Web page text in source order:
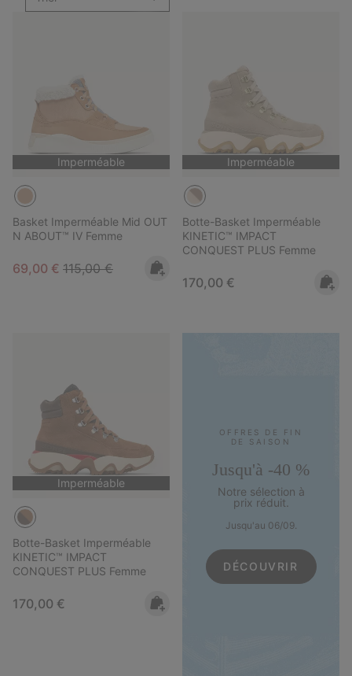
Imperméable
Basket Imperméable Mid OUT
N ABOUT™ IV Femme
Sale price:
69,00 € Regular price:
115,00 €
Imperméable
Botte-Basket Imperméable
KINETIC™ IMPACT
CONQUEST PLUS Femme
Regular price:
170,00 €
Imperméable
Botte-Basket Imperméable
KINETIC™ IMPACT
CONQUEST PLUS Femme
Regular price:
170,00 €
OFFRES DE FIN
DE SAISON
Jusqu'à -40 %
Notre sélection à
prix réduit.
Jusqu'au 06/09.
DÉCOUVRIR